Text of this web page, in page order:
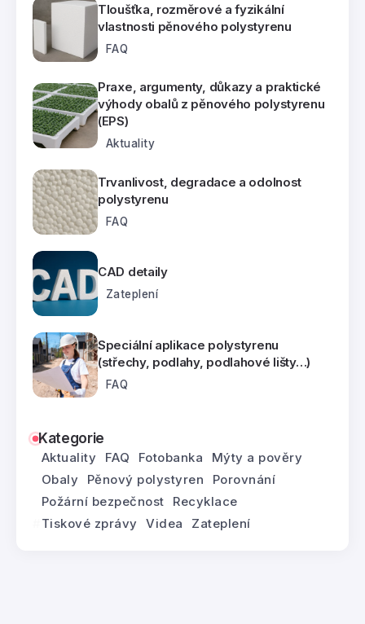
Tloušťka, rozměrové a fyzikální
vlastnosti pěnového polystyrenu
FAQ
Praxe, argumenty, důkazy a praktické
výhody obalů z pěnového polystyrenu
(EPS)
Aktuality
Trvanlivost, degradace a odolnost
polystyrenu
FAQ
CAD detaily
Zateplení
Speciální aplikace polystyrenu
(střechy, podlahy, podlahové lišty…)
FAQ
Kategorie
Aktuality FAQ Fotobanka
Mýty a pověry
Obaly
Pěnový polystyren
Porovnání
Požární bezpečnost
Recyklace
Tiskové zprávy
Videa Zateplení